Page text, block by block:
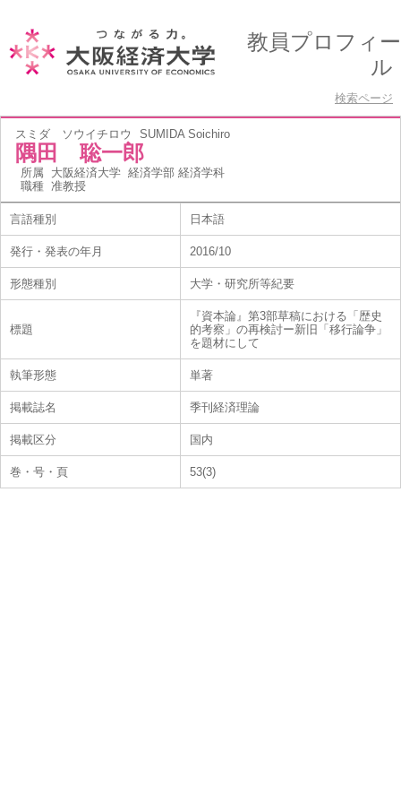
教員プロフィー
ル
検索ページ
スミダ ソウイチロウ SUMIDA Soichiro
隅田 聡一郎
所属 大阪経済大学 経済学部 経済学科
職種 准教授
言語種別 日本語
発行・発表の年月 2016/10
形態種別 大学・研究所等紀要
標題
『資本論』第3部草稿における「歴史
的考察」の再検討ー新旧「移行論争」
を題材にして
執筆形態 単著
掲載誌名 季刊経済理論
掲載区分 国内
巻・号・頁 53(3)